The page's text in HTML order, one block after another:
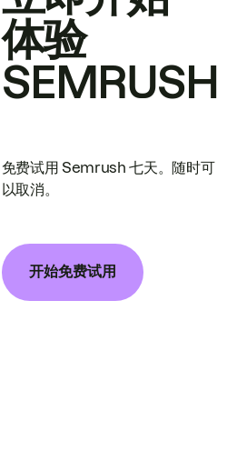
体验
SEMRUSH
免费试用 Semrush 七天。随时可
以取消。
开始免费试用